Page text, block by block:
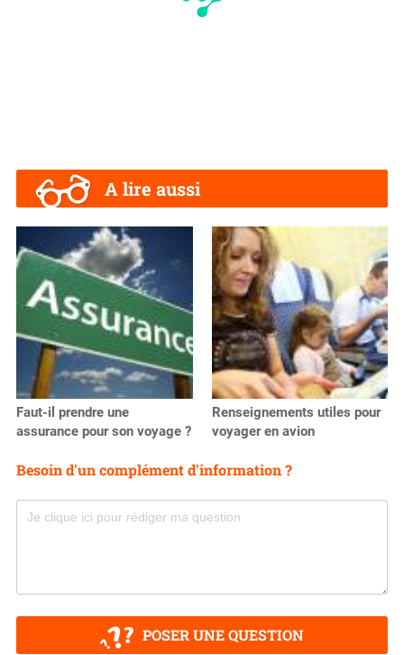
A lire aussi
Faut-il prendre une
assurance pour son voyage ?
Renseignements utiles pour
voyager en avion
Besoin d'un complément d'information ?
POSER UNE QUESTION